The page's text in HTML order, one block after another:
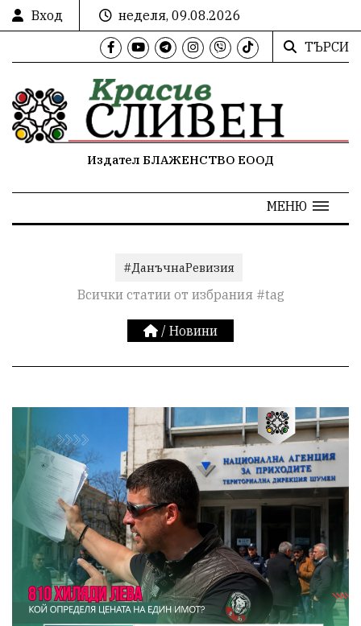
Вход
неделя, 09.08.2026
ТЪРСИ
Издател БЛАЖЕНСТВО ЕООД
МЕНЮ
#ДанъчнаРевизия
Всички статии от избрания #tag
/ Новини